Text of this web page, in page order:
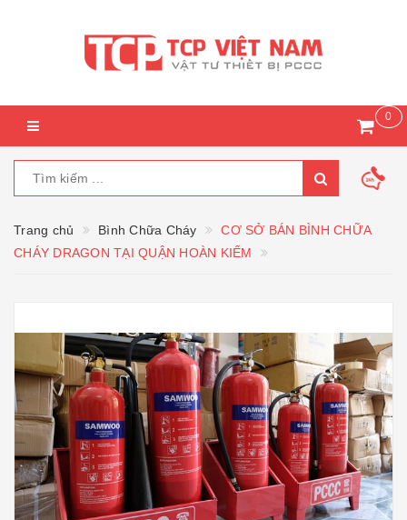
0
Trang chủ Bình Chữa Cháy
CƠ SỞ BÁN BÌNH CHỮA
CHÁY DRAGON TẠI QUẬN HOÀN KIẾM